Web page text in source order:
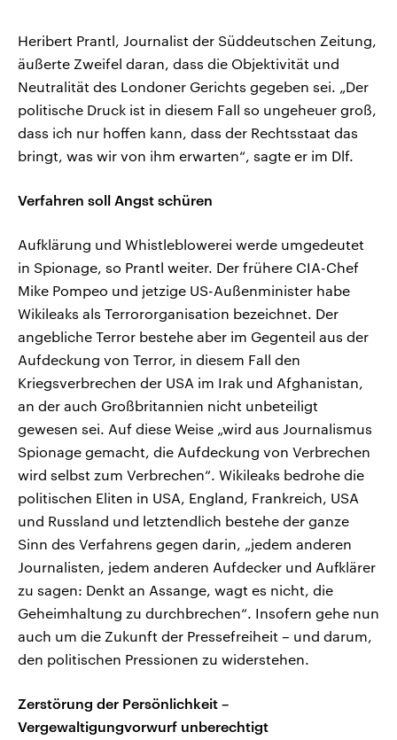
Heribert Prantl, Journalist der Süddeutschen Zeitung,
äußerte Zweifel daran, dass die Objektivität und
Neutralität des Londoner Gerichts gegeben sei. „Der
politische Druck ist in diesem Fall so ungeheuer groß,
dass ich nur hoffen kann, dass der Rechtsstaat das
bringt, was wir von ihm erwarten“, sagte er im Dlf.
Verfahren soll Angst schüren
Aufklärung und Whistleblowerei werde umgedeutet
in Spionage, so Prantl weiter. Der frühere CIA-Chef
Mike Pompeo und jetzige US-Außenminister habe
Wikileaks als Terrororganisation bezeichnet. Der
angebliche Terror bestehe aber im Gegenteil aus der
Aufdeckung von Terror, in diesem Fall den
Kriegsverbrechen der USA im Irak und Afghanistan,
an der auch Großbritannien nicht unbeteiligt
gewesen sei. Auf diese Weise „wird aus Journalismus
Spionage gemacht, die Aufdeckung von Verbrechen
wird selbst zum Verbrechen“. Wikileaks bedrohe die
politischen Eliten in USA, England, Frankreich, USA
und Russland und letztendlich bestehe der ganze
Sinn des Verfahrens gegen darin, „jedem anderen
Journalisten, jedem anderen Aufdecker und Aufklärer
zu sagen: Denkt an Assange, wagt es nicht, die
Geheimhaltung zu durchbrechen“. Insofern gehe nun
auch um die Zukunft der Pressefreiheit – und darum,
den politischen Pressionen zu widerstehen.
Zerstörung der Persönlichkeit –
Vergewaltigungvorwurf unberechtigt